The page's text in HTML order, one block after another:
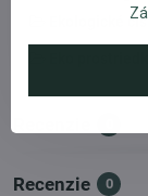
Ekologické
Recenzie 0